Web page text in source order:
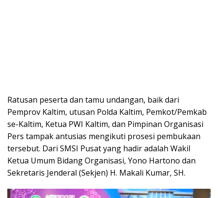
Ratusan peserta dan tamu undangan, baik dari
Pemprov Kaltim, utusan Polda Kaltim, Pemkot/Pemkab
se-Kaltim, Ketua PWI Kaltim, dan Pimpinan Organisasi
Pers tampak antusias mengikuti prosesi pembukaan
tersebut. Dari SMSI Pusat yang hadir adalah Wakil
Ketua Umum Bidang Organisasi, Yono Hartono dan
Sekretaris Jenderal (Sekjen) H. Makali Kumar, SH.